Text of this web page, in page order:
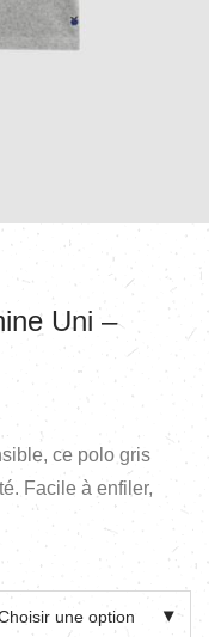
Uni –
ce polo gris
Facile à enfiler,
une option